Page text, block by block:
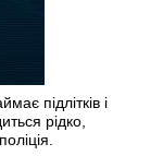
підлітків і
рідко,